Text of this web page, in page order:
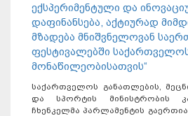
ექსპერიმენტული და
დაფინანსება, აქტიურად
მზადება მნიშვნელოვან
ფესტივალებში
მონაწილეობისათვის“
საქართველოს განათლების,
და სპორტის მინისტრობის
ჩხენკელმა პარლამენტის